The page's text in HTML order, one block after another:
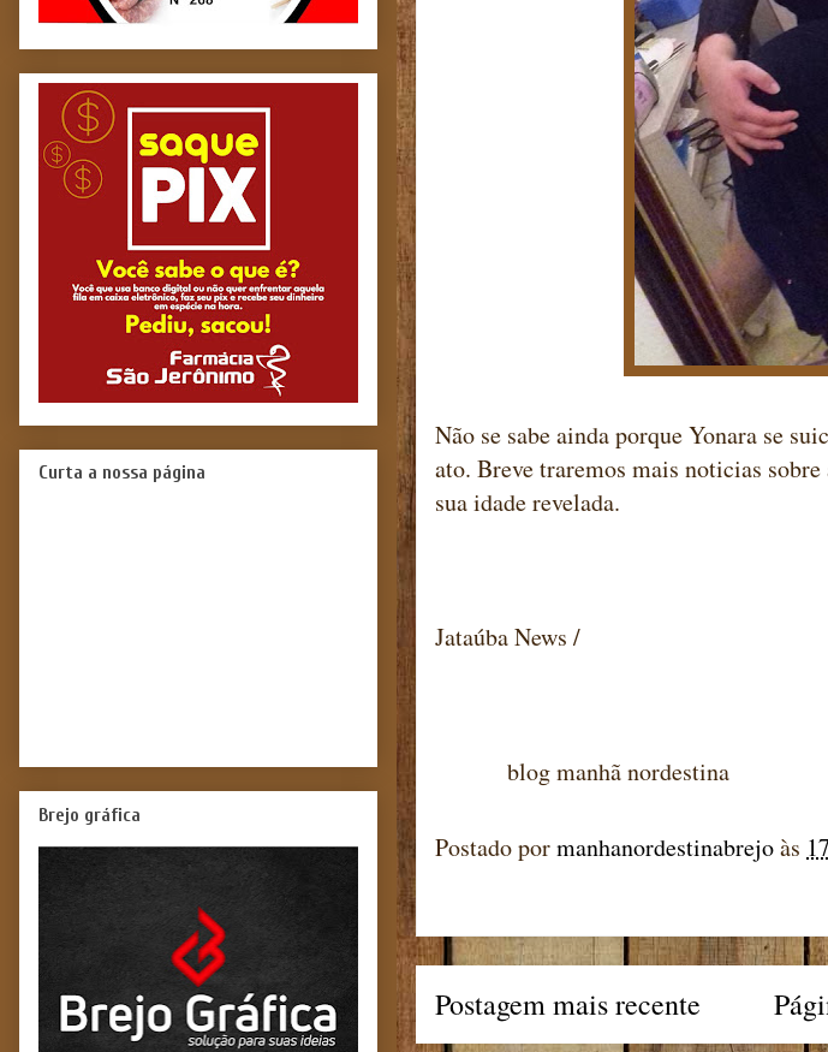
Não se sabe ainda porque Yonara se
ato. Breve traremos mais noticias
sua idade revelada.
Jataúba News /
blog manhã nordestina
Postado pormanhanordestinabrejoàs
Postagem mais recente
Curta a nossa página
Brejo gráfica